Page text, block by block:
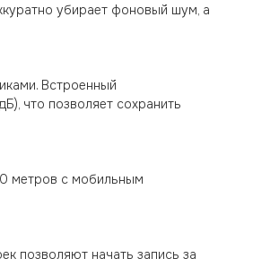
убирает фоновый шум, а
Встроенный
что позволяет сохранить
метров с мобильным
позволяют начать запись за